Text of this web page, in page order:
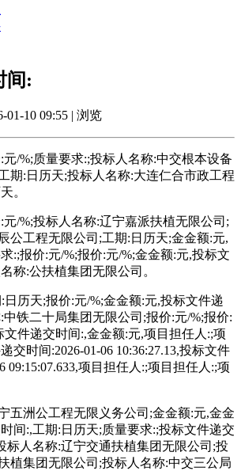
间:
01-10 09:55 | 浏览
%;质量要求:;投标人名称:中交根本设备
期:日历天;投标人名称:大连仁合市政工程
。
%;投标人名称:辽宁嘉派扶植无限公司;
公工程无限公司;工期:日历天;金金额:元,
:;报价:元/%;报价:元/%;金金额:元,投标文
称:公扶植集团无限公司。
历天;报价:元/%;金金额:元,投标文件递
铁二十局集团无限公司;报价:元/%;报价:
文件递交时间:,金金额:元,项目担任人:;项
交时间:2026-01-06 10:36:27.13,投标文件
09:15:07.633,项目担任人:;项目担任人:;项
洲公工程无限义务公司;金金额:元,金金
间:,工期:日历天;质量要求:;投标文件递交
标人名称:辽宁交通扶植集团无限公司;投
植集团无限公司;投标人名称:中交三公局